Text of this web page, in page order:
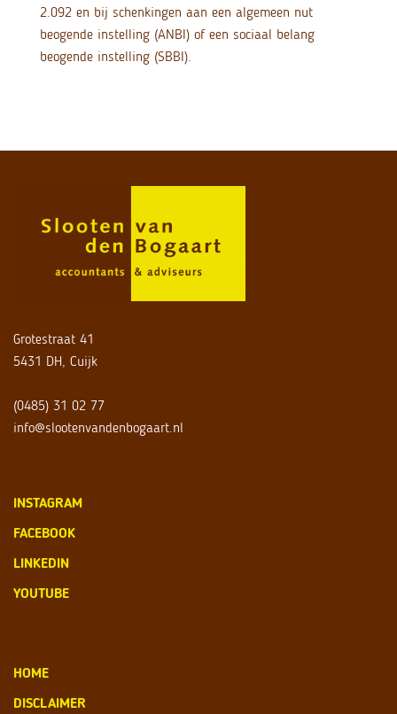
2.092 en bij schenkingen aan een algemeen nut
beogende instelling (ANBI) of een sociaal belang
beogende instelling (SBBI).
Grotestraat 41
5431 DH, Cuijk
(0485) 31 02 77
info@slootenvandenbogaart.nl
INSTAGRAM
FACEBOOK
LINKEDIN
YOUTUBE
HOME
DISCLAIMER